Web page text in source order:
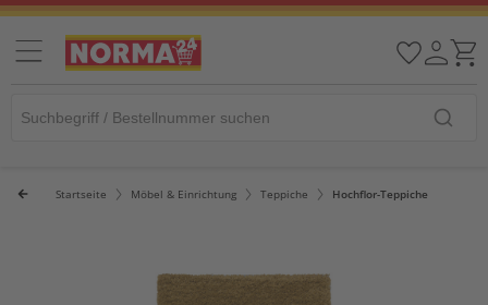
Startseite Möbel & Einrichtung Teppiche Hochflor-Teppiche